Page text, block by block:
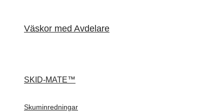
Väskor med Avdelare
SKID-MATE™
Skuminredningar